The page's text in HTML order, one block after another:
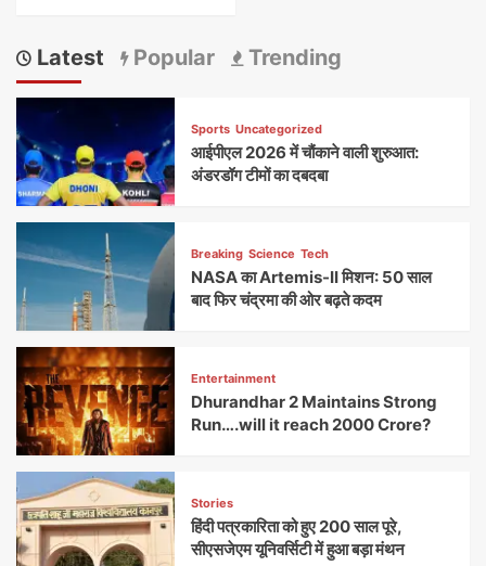
Latest Popular Trending
Sports Uncategorized
आईपीएल 2026 में चौंकाने वाली शुरुआत:
अंडरडॉग टीमों का दबदबा
Breaking Science Tech
NASA का Artemis-II मिशन: 50 साल
बाद फिर चंद्रमा की ओर बढ़ते कदम
Entertainment
Dhurandhar 2 Maintains Strong
Run….will it reach 2000 Crore?
Stories
हिंदी पत्रकारिता को हुए 200 साल पूरे,
सीएसजेएम यूनिवर्सिटी में हुआ बड़ा मंथन